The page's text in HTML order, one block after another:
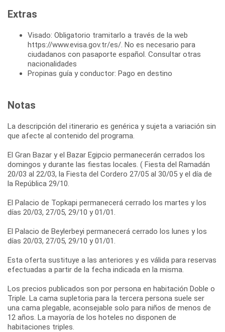
Extras
Visado: Obligatorio tramitarlo a través de la web
https://www.evisa.gov.tr/es/. No es necesario para
ciudadanos con pasaporte español. Consultar otras
nacionalidades
Propinas guía y conductor: Pago en destino
Notas
La descripción del itinerario es genérica y sujeta a variación sin
que afecte al contenido del programa.
El Gran Bazar y el Bazar Egipcio permanecerán cerrados los
domingos y durante las fiestas locales. ( Fiesta del Ramadán
20/03 al 22/03, la Fiesta del Cordero 27/05 al 30/05 y el día de
la República 29/10.
El Palacio de Topkapi permanecerá cerrado los martes y los
días 20/03, 27/05, 29/10 y 01/01.
El Palacio de Beylerbeyi permanecerá cerrado los lunes y los
días 20/03, 27/05, 29/10 y 01/01.
Esta oferta sustituye a las anteriores y es válida para reservas
efectuadas a partir de la fecha indicada en la misma.
Los precios publicados son por persona en habitación Doble o
Triple. La cama supletoria para la tercera persona suele ser
una cama plegable, aconsejable solo para niños de menos de
12 años. La mayoría de los hoteles no disponen de
habitaciones triples.